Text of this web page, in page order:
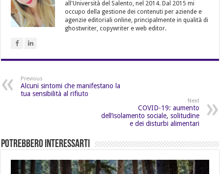
all'Università del Salento, nel 2014. Dal 2015 mi
occupo della gestione dei contenuti per aziende e
agenzie editoriali online, principalmente in qualità di
ghostwriter, copywriter e web editor.
Previous
Alcuni sintomi che manifestano la
tua sensibilità al rifiuto
Next
COVID-19: aumento
dell’isolamento sociale, solitudine
e dei disturbi alimentari
Potrebbero Interessarti